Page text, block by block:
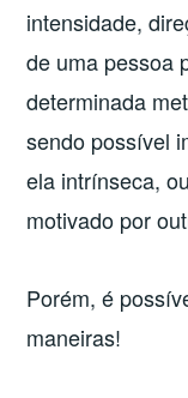
intensidade,
de uma pessoa
determinada
sendo possível
ela intrínseca,
motivado por
Porém, é
maneiras!